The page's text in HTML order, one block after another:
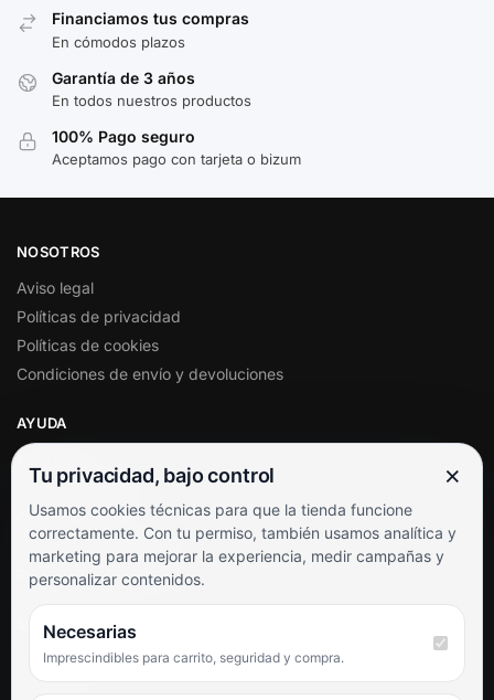
Financiamos tus compras
En cómodos plazos
Garantía de 3 años
En todos nuestros productos
100% Pago seguro
Aceptamos pago con tarjeta o bizum
NOSOTROS
Aviso legal
Políticas de privacidad
Políticas de cookies
Condiciones de envío y devoluciones
AYUDA
Soporte al cliente
Contacto
Términos y condiciones
Preguntas frecuentes
SÍGUENOS
Facebook
Tu privacidad, bajo control ×
Usamos cookies técnicas para que la tienda funcione
correctamente. Con tu permiso, también usamos analítica y
marketing para mejorar la experiencia, medir campañas y
personalizar contenidos.
Necesarias
Imprescindibles para carrito, seguridad y compra.